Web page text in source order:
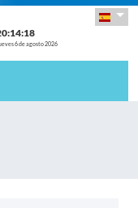
6 de agosto 2026